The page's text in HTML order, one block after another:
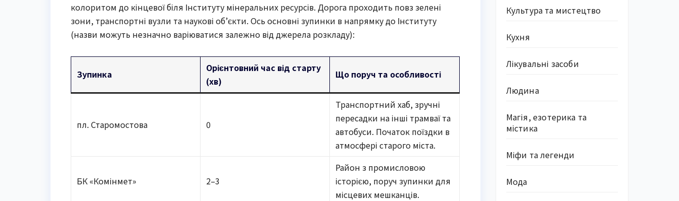
колоритом до кінцевої біля Інституту мінеральних ресурсів. Дорога проходить повз зелені
зони, транспортні вузли та наукові об’єкти. Ось основні зупинки в напрямку до Інституту
(назви можуть незначно варіюватися залежно від джерела розкладу):
Зупинка
Орієнтовний час від старту
(хв)
Що поруч та особливості
пл. Старомостова 0
Транспортний хаб, зручні
пересадки на інші трамваї та
автобуси. Початок поїздки в
атмосфері старого міста.
БК «Комінмет» 2–3
Район з промисловою
історією, поруч зупинки для
місцевих мешканців.
Культура та мистецтво
Кухня
Лікувальні засоби
Людина
Магія, езотерика та
містика
Міфи та легенди
Мода